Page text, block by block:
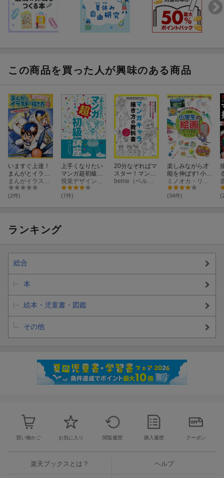
この商品を買った人が興味のある商品
いますぐ上達！
まんがとイラス
トの描き方
（4）
(2件)
上手くなりたい
マンガ超初級講
座
(7件)
20分なぞればマ
スター！マンガ
キャラ描き方の
楽しみながら才
能を伸ばす! 小学
生の絵画 とって
おきレッスン 改
訂版
(34件)
ランキング
総合
本
絵本・児童書・図鑑
その他
買い物かご お気に入り 閲覧履歴 購入履歴 クーポン
楽天ブックスとは？ ヘルプ